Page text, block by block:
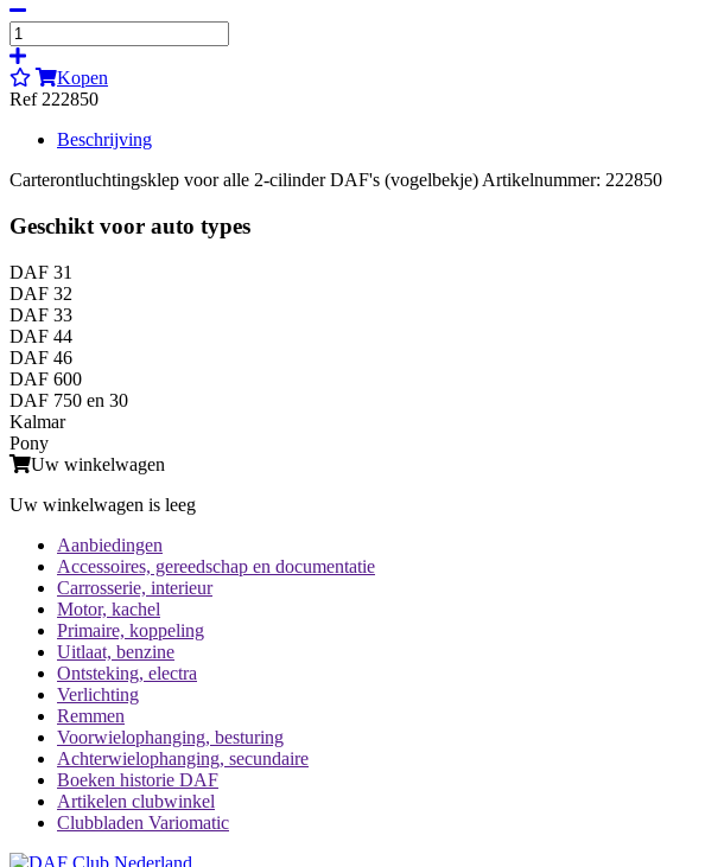
Kopen
Ref 222850
Beschrijving
Carterontluchtingsklep voor alle 2-cilinder DAF's (vogelbekje) Artikelnummer: 222850
Geschikt voor auto types
DAF 31
DAF 32
DAF 33
DAF 44
DAF 46
DAF 600
DAF 750 en 30
Kalmar
Pony
Uw winkelwagen
Uw winkelwagen is leeg
Aanbiedingen
Accessoires, gereedschap en documentatie
Carrosserie, interieur
Motor, kachel
Primaire, koppeling
Uitlaat, benzine
Ontsteking, electra
Verlichting
Remmen
Voorwielophanging, besturing
Achterwielophanging, secundaire
Boeken historie DAF
Artikelen clubwinkel
Clubbladen Variomatic